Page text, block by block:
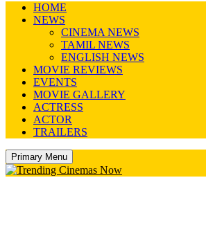
HOME
NEWS
CINEMA NEWS
TAMIL NEWS
ENGLISH NEWS
MOVIE REVIEWS
EVENTS
MOVIE GALLERY
ACTRESS
ACTOR
TRAILERS
Primary Menu